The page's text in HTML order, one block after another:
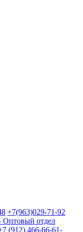
+7(963)029-71-92
Оптовый отдел
(912) 466-66-61-